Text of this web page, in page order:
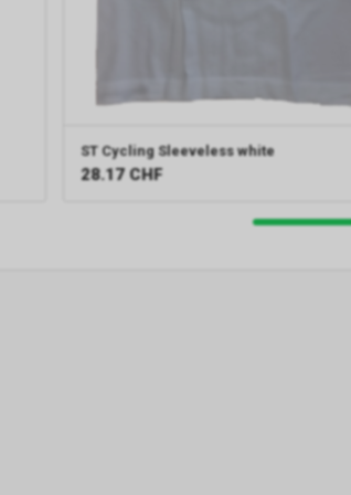
ST Cycling Sleeveless white
28.17 CHF